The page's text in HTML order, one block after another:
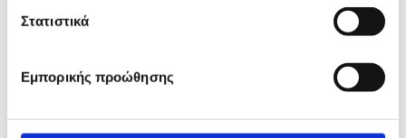
Στατιστικά
Εμπορικής προώθησης